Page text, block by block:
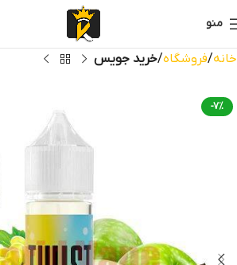
منو
خانه فروشگاه خرید جویس
-7%